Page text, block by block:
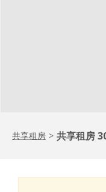
共享租房 > 共享租房